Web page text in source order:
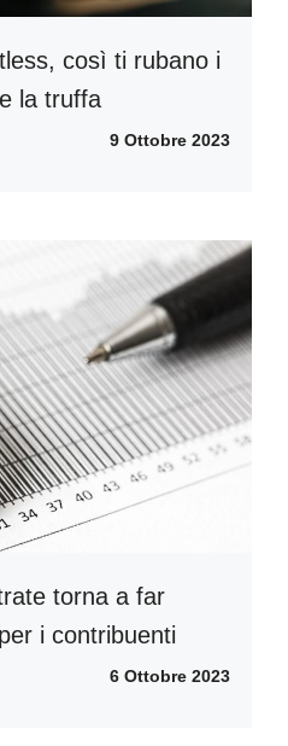
così ti rubano i
la truffa
9 Ottobre 2023
torna a far
i contribuenti
6 Ottobre 2023